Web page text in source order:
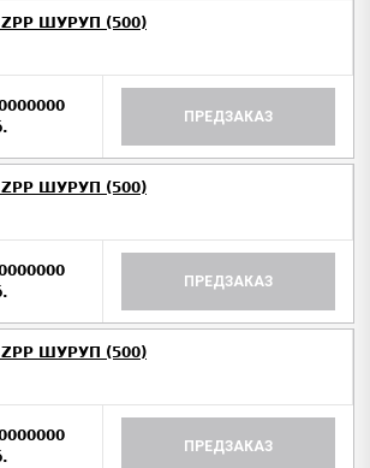
ZPP ШУРУП (500)
ПРЕДЗАКАЗ
ZPP ШУРУП (500)
ПРЕДЗАКАЗ
ZPP ШУРУП (500)
ПРЕДЗАКАЗ